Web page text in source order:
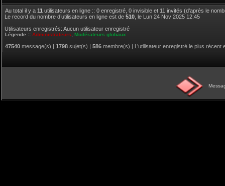
Au total il y a 11 utilisateurs en ligne :: 0 enregistré, 0 invisible et 11 invités (d’après le
Le record du nombre d’utilisateurs en ligne est de 510 , le Lun 24 Nov 2025 12:45
Utilisateurs enregistrés: Aucun utilisateur enregistré
Légende :: Administrateurs Modérateurs globaux
47540 message(s) | 1798 sujet(s) | 586 membre(s) | L’utilisateur enregistré le plus récent